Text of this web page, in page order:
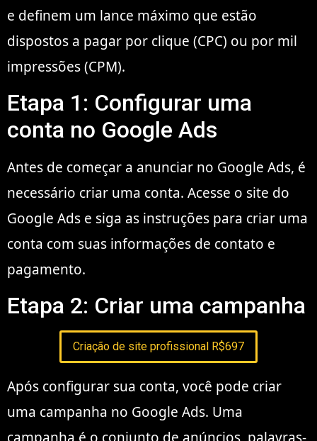
e definem um lance máximo que estão
dispostos a pagar por clique (CPC) ou por mil
impressões (CPM).
Etapa 1: Configurar uma
conta no Google Ads
Antes de começar a anunciar no Google Ads, é
necessário criar uma conta. Acesse o site do
Google Ads e siga as instruções para criar uma
conta com suas informações de contato e
pagamento.
Etapa 2: Criar uma campanha
Criação de site profissional R$697
Após configurar sua conta, você pode criar
uma campanha no Google Ads. Uma
campanha é o conjunto de anúncios, palavras-